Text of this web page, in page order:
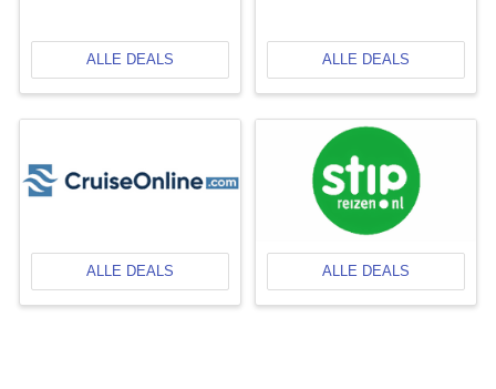
ALLE DEALS ALLE DEALS
ALLE DEALS ALLE DEALS